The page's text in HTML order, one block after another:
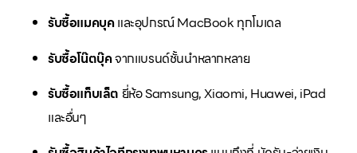
รับซื้อแมคบุคและอุปกรณ์ MacBook ทุกโมเดล
รับซื้อโน๊ตบุ๊คจากแบรนด์ชั้นนำหลากหลาย
รับซื้อแท็บเล็ต ยี่ห้อ Samsung, Xiaomi, Huawei, iPad
และอื่นๆ